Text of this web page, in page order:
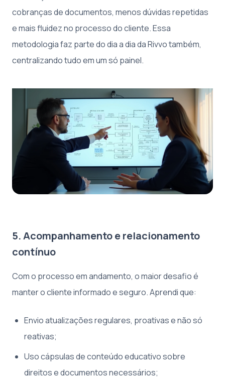
cobranças de documentos, menos dúvidas repetidas
e mais fluidez no processo do cliente. Essa
metodologia faz parte do dia a dia da Rivvo também,
centralizando tudo em um só painel.
5. Acompanhamento e relacionamento
contínuo
Com o processo em andamento, o maior desafio é
manter o cliente informado e seguro. Aprendi que:
Envio atualizações regulares, proativas e não só
reativas;
Uso cápsulas de conteúdo educativo sobre
direitos e documentos necessários;